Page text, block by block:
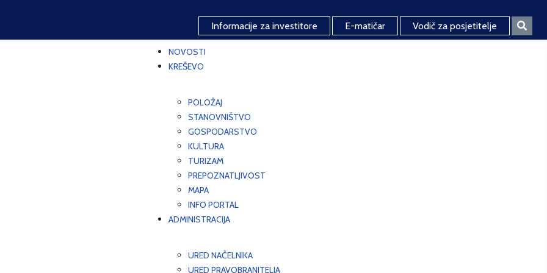
Informacije za investitore E-matičar Vodič za posjetitelje
NOVOSTI
KREŠEVO
POLOŽAJ
STANOVNIŠTVO
GOSPODARSTVO
KULTURA
TURIZAM
PREPOZNATLJIVOST
MAPA
INFO PORTAL
ADMINISTRACIJA
URED NAČELNIKA
URED PRAVOBRANITELJA